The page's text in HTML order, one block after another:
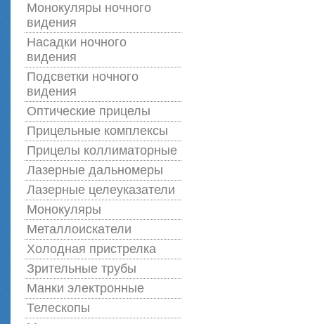
Монокуляры ночного
видения
Насадки ночного
видения
Подсветки ночного
видения
Оптические прицелы
Прицельные комплексы
Прицелы коллиматорные
Лазерные дальномеры
Лазерные целеуказатели
Монокуляры
Металлоискатели
Холодная пристрелка
Зрительные трубы
Манки электронные
Телескопы